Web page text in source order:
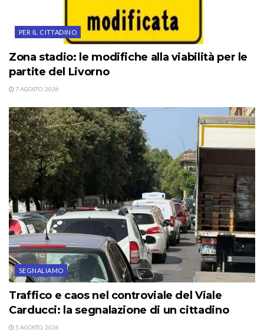
PER IL CITTADINO
Zona stadio: le modifiche alla viabilità per le
partite del Livorno
7 AGOSTO, 2026
SEGNALIAMO
Traffico e caos nel controviale del Viale
Carducci: la segnalazione di un cittadino
5 AGOSTO, 2026